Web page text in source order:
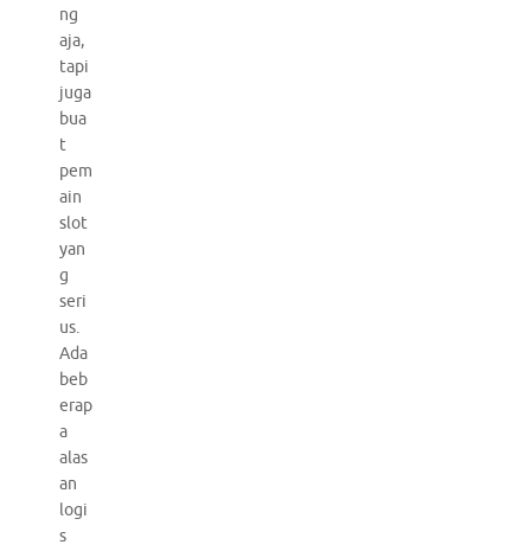
ng
aja,
tapi
juga
bua
t
pem
ain
slot
yan
g
seri
us.
Ada
beb
erap
a
alas
an
logi
s